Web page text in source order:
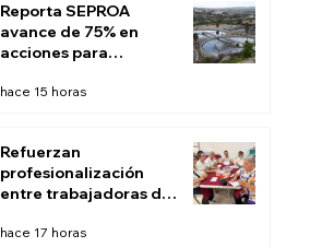
Reporta SEPROA
avance de 75% en
acciones para
aguas residuales de
hace 15 horas
Refuerzan
profesionalización
entre trabajadoras de
del DIF Tijuana
hace 17 horas